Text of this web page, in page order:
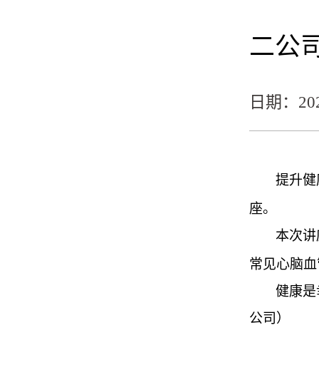
二公
日期：
提升健
座。
本次
常见心脑
健康
公司 ）